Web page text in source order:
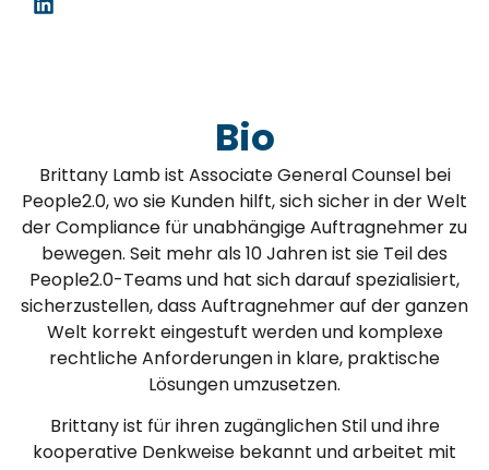
Bio
Brittany Lamb ist Associate General Counsel bei
People2.0, wo sie Kunden hilft, sich sicher in der Welt
der Compliance für unabhängige Auftragnehmer zu
bewegen. Seit mehr als 10 Jahren ist sie Teil des
People2.0-Teams und hat sich darauf spezialisiert,
sicherzustellen, dass Auftragnehmer auf der ganzen
Welt korrekt eingestuft werden und komplexe
rechtliche Anforderungen in klare, praktische
Lösungen umzusetzen.
Brittany ist für ihren zugänglichen Stil und ihre
kooperative Denkweise bekannt und arbeitet mit